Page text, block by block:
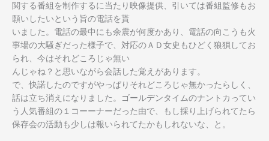
関する番組を制作するに当たり映像提供、引いては番組監修もお
願いしたいという旨の電話を貰
いました。電話の最中にも余震が何度かあり、電話の向こうも火
事場の大騒ぎだった様子で、対応のＡＤ女史もひどく狼狽してお
られ、今はそれどころじゃ無い
んじゃね？と思いながら会話した覚えがあります。
で、快諾したのですがやっぱりそれどころじゃ無かったらしく、
話は立ち消えになりました。ゴールデンタイムのナントカってい
う人気番組の１コーーナーだった由で、もし採り上げられてたら
保存会の活動も少しは報いられてたかもしれないな、と。